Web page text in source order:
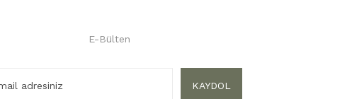
E-Bülten
KAYDOL